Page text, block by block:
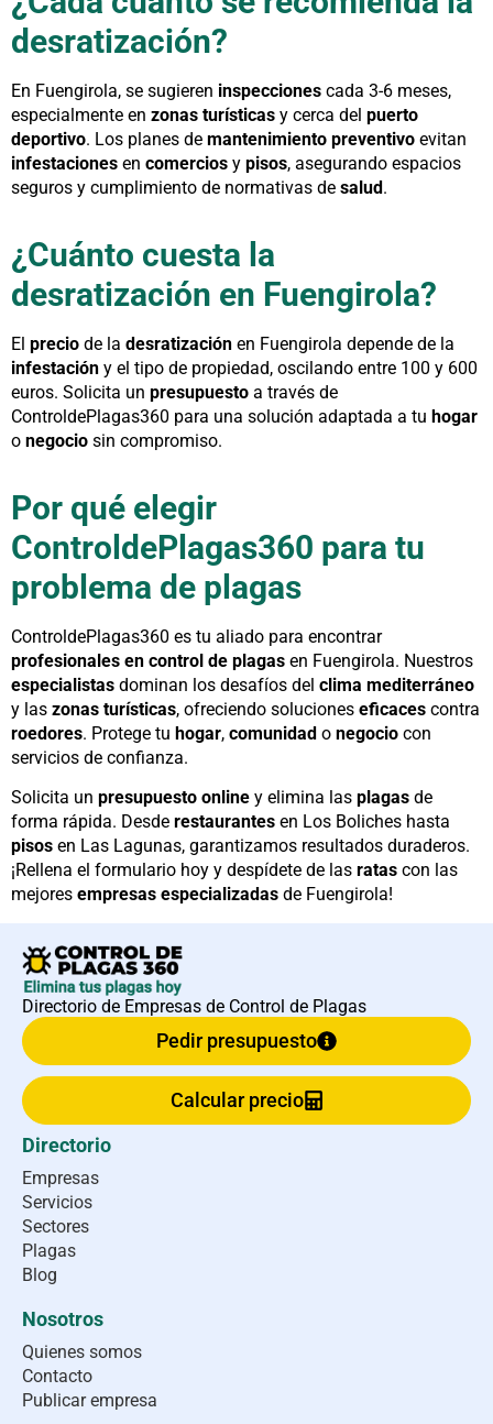
desratización?
En Fuengirola, se sugieren inspecciones cada 3-6 meses,
especialmente en zonas turísticas y cerca del puerto
deportivo. Los planes de mantenimiento preventivo evitan
infestaciones en comercios y pisos, asegurando espacios
seguros y cumplimiento de normativas de salud.
¿Cuánto cuesta la
desratización en Fuengirola?
El precio de la desratización en Fuengirola depende de la
infestación y el tipo de propiedad, oscilando entre 100 y 600
euros. Solicita un presupuesto a través de
ControldePlagas360 para una solución adaptada a tu hogar
o negocio sin compromiso.
Por qué elegir
ControldePlagas360 para tu
problema de plagas
ControldePlagas360 es tu aliado para encontrar
profesionales en control de plagas en Fuengirola. Nuestros
especialistas dominan los desafíos del clima mediterráneo
y las zonas turísticas, ofreciendo soluciones eficaces contra
roedores. Protege tu hogar, comunidad o negocio con
servicios de confianza.
Solicita un presupuesto online y elimina las plagas de
forma rápida. Desde restaurantes en Los Boliches hasta
pisos en Las Lagunas, garantizamos resultados duraderos.
¡Rellena el formulario hoy y despídete de las ratas con las
mejores empresas especializadas de Fuengirola!
Directorio de Empresas de Control de Plagas
Pedir presupuesto
Calcular precio
Directorio
Empresas
Servicios
Sectores
Plagas
Blog
Nosotros
Quienes somos
Contacto
Publicar empresa